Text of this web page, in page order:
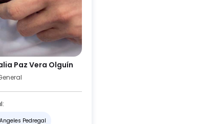
Paz Vera Olguín
Pedregal